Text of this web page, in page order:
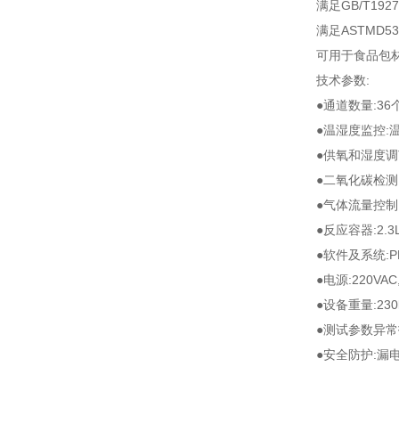
满足GB/
满足
可用于食品包
技术参数:
●通道数量:36
●温湿度监控:
●供氧和湿度
●二氧化碳检
●气体流量控
●反应容器
●软件及系统
●电源
●设备重量
●测试参数异
●安全防护:漏